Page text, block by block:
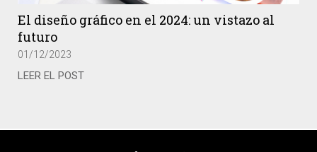
El diseño gráfico en el 2024: un vistazo al
futuro
01/12/2023
LEER EL POST